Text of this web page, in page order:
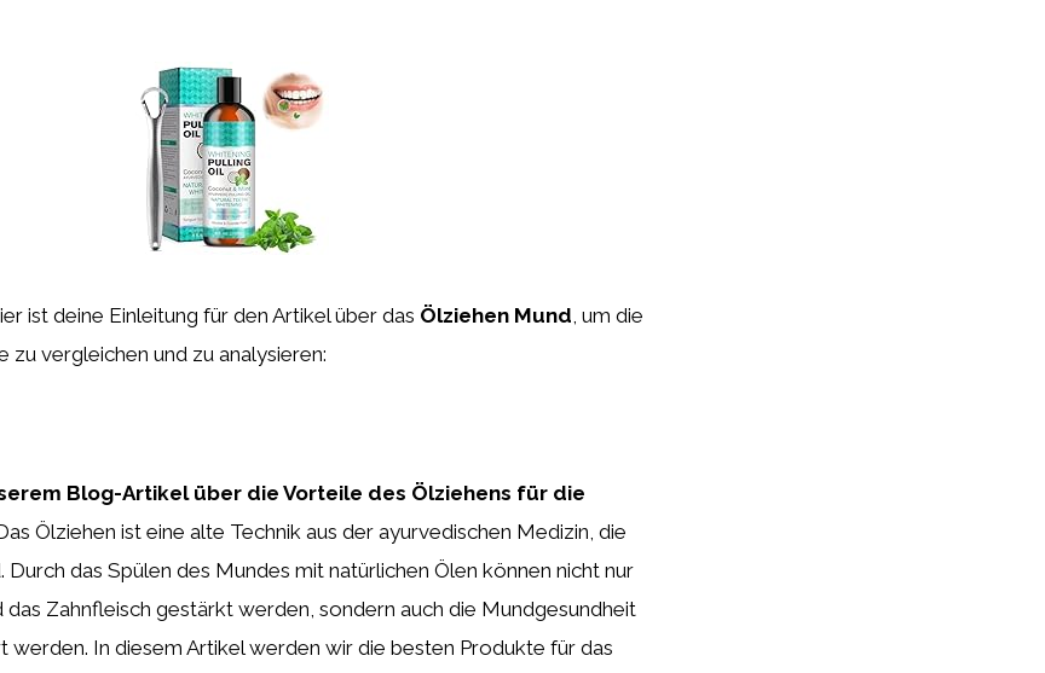
ist deine Einleitung für den Artikel über das Ölziehen Mund, um die
zu vergleichen und zu analysieren:
Blog-Artikel über die Vorteile des Ölziehens für die
Ölziehen ist eine alte Technik aus der ayurvedischen Medizin, die
das Spülen des Mundes mit natürlichen Ölen können nicht nur
das Zahnfleisch gestärkt werden, sondern auch die Mundgesundheit
werden. In diesem Artikel werden wir die besten Produkte für das